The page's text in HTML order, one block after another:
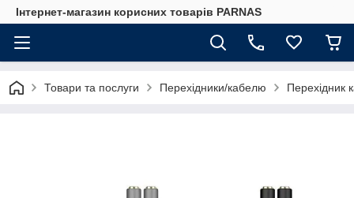
Інтернет-магазин корисних товарів PARNAS
Товари та послуги Перехідники/кабелю Перехідник